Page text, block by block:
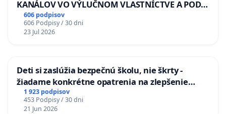
KANÁLOV VO VÝLUČNOM VLASTNÍCTVE A POD
KONTROLOU SLOVENSKEJ REPUBLIKY & žiadosť
na riešenie zanedbaného stavu závlahových a
odvodňovacích kanálov na Slovensku
606 podpisov
606 Podpisy / 30 dni
23 Jul 2026
Deti si zaslúžia bezpečnú školu, nie škrty -
žiadame konkrétne opatrenia na zlepšenie
situácie v školstve
1 923 podpisov
453 Podpisy / 30 dni
21 Jun 2026